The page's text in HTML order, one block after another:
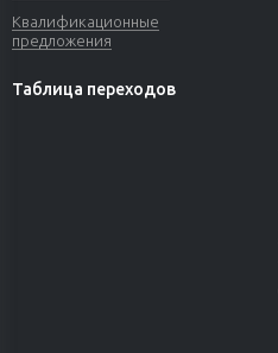
Квалификационные
предложения
Таблица переходов